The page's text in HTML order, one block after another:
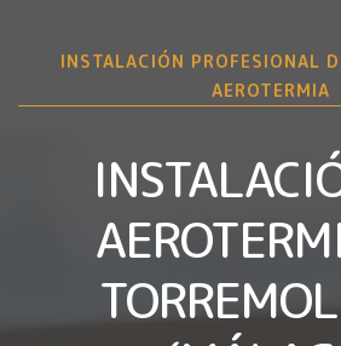
INSTALACIÓN PROFESIONAL
AEROTERMIA